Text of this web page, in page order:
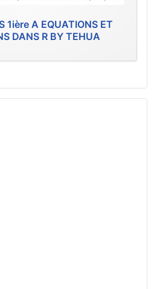
1ière A EQUATIONS ET
DANS R BY TEHUA